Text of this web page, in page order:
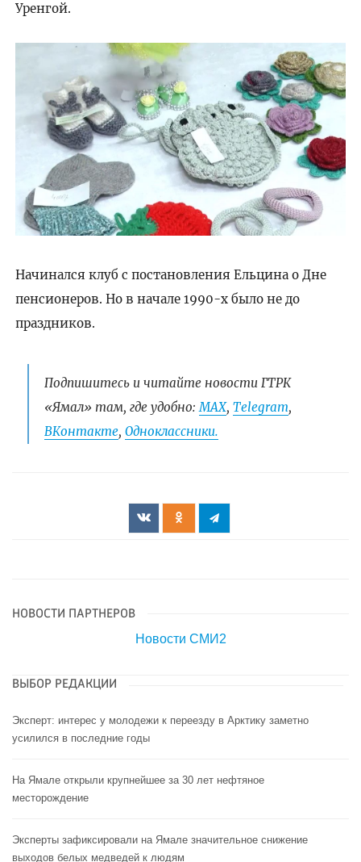
Уренгой.
Начинался клуб с постановления Ельцина о Дне
пенсионеров. Но в начале 1990-х было не до
праздников.
Подпишитесь и читайте новости ГТРК
«Ямал» там, где удобно:МАХ, Telegram,
ВКонтакте, Одноклассники.
НОВОСТИ ПАРТНЕРОВ
Новости СМИ2
ВЫБОР РЕДАКЦИИ
Эксперт: интерес у молодежи к переезду в Арктику заметно
усилился в последние годы
На Ямале открыли крупнейшее за 30 лет нефтяное
месторождение
Эксперты зафиксировали на Ямале значительное снижение
выходов белых медведей к людям